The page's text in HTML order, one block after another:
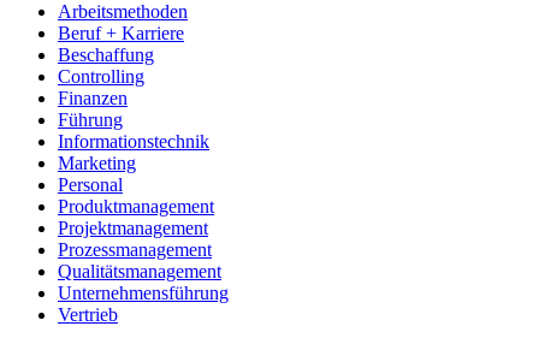
Arbeitsmethoden
Beruf + Karriere
Beschaffung
Controlling
Finanzen
Führung
Informationstechnik
Marketing
Personal
Produktmanagement
Projektmanagement
Prozessmanagement
Qualitätsmanagement
Unternehmensführung
Vertrieb